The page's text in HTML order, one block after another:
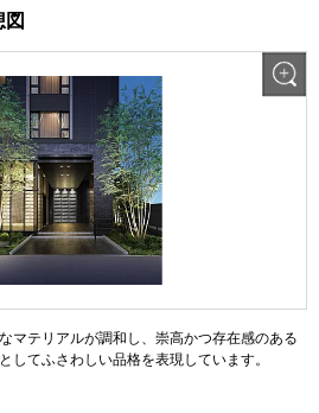
図
マテリアルが調和し、崇高かつ存在感のある
してふさわしい品格を表現しています。